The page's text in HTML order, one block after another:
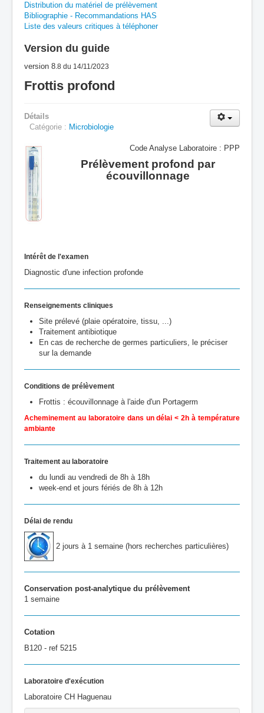
Distribution du matériel de prélèvement
Bibliographie - Recommandations HAS
Liste des valeurs critiques à téléphoner
Version du guide
version 8.8 du 14/11/2023
Frottis profond
Détails
Catégorie : Microbiologie
Code Analyse Laboratoire : PPP
Prélèvement profond par
écouvillonnage
Intérêt de l'examen
Diagnostic d'une infection profonde
Renseignements cliniques
Site prélevé (plaie opératoire, tissu, ...)
Traitement antibiotique
En cas de recherche de germes particuliers, le préciser
sur la demande
Conditions de prélèvement
Frottis : écouvillonnage à l'aide d'un Portagerm
Acheminement au laboratoire dans un délai < 2h à température
ambiante
Traitement au laboratoire
du lundi au vendredi de 8h à 18h
week-end et jours fériés de 8h à 12h
Délai de rendu
2 jours à 1 semaine (hors recherches particulières)
Conservation post-analytique du prélèvement
1 semaine
Cotation
B120 - ref 5215
Laboratoire d'exécution
Laboratoire CH Haguenau